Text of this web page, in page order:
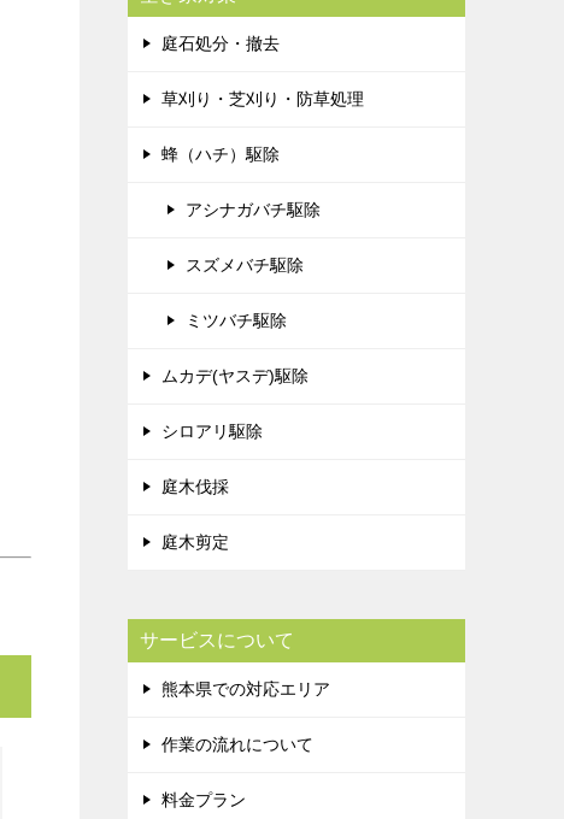
庭石処分・撤去
草刈り・芝刈り・防草処理
蜂（ハチ）駆除
アシナガバチ駆除
スズメバチ駆除
ミツバチ駆除
ムカデ(ヤスデ)駆除
シロアリ駆除
庭木伐採
庭木剪定
サービスについて
熊本県での対応エリア
作業の流れについて
料金プラン